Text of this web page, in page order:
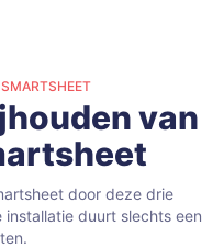
van
door deze drie
installatie duurt slechts een